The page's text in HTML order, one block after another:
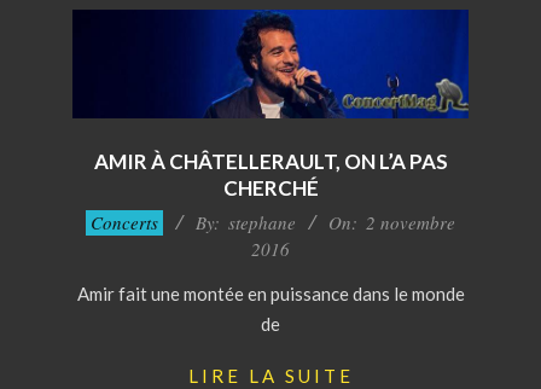
AMIR À CHÂTELLERAULT, ON L’A PAS
CHERCHÉ
2016-
Concerts By: stephane On: 2 novembre
2016
Amir fait une montée en puissance dans le monde
de
LIRE LA SUITE